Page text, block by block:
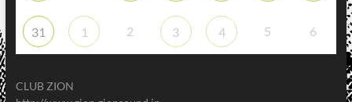
31 1 2 3 4 5 6
CLUB ZION